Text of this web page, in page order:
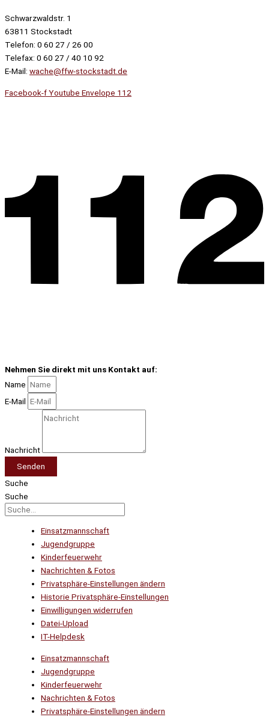
Schwarzwaldstr. 1
63811 Stockstadt
Telefon: 0 60 27 / 26 00
Telefax: 0 60 27 / 40 10 92
E-Mail: wache@ffw-stockstadt.de
Facebook-fYoutube Envelope 112
Nehmen Sie direkt mit uns Kontakt auf:
Name
E-Mail
Nachricht
Senden
Suche
Suche
Einsatzmannschaft
Jugendgruppe
Kinderfeuerwehr
Nachrichten & Fotos
Privatsphäre-Einstellungen ändern
Historie Privatsphäre-Einstellungen
Einwilligungen widerrufen
Datei-Upload
IT-Helpdesk
Einsatzmannschaft
Jugendgruppe
Kinderfeuerwehr
Nachrichten & Fotos
Privatsphäre-Einstellungen ändern